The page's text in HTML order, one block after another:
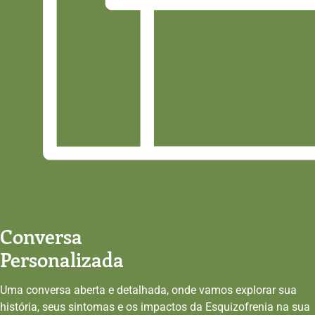
Conversa
Personalizada
Uma conversa aberta e detalhada, onde vamos explorar sua
história, seus sintomas e os impactos da Esquizofrenia na sua